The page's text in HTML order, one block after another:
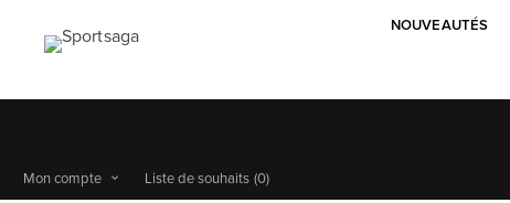
NOUVEAUTÉS
Mon compte Liste de souhaits (0)